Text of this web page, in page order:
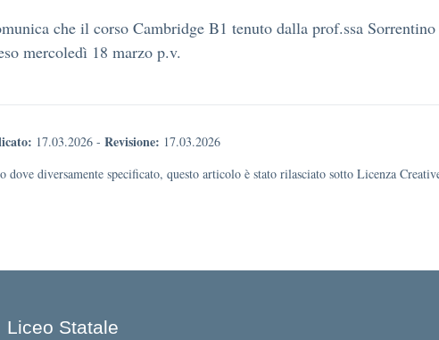
che il corso Cambridge B1 tenuto dalla prof.ssa Sorrentino
mercoledì 18 marzo p.v.
17.03.2026 - Revisione: 17.03.2026
dove diversamente specificato, questo articolo è stato rilasciato sotto Licenza
Liceo Statale